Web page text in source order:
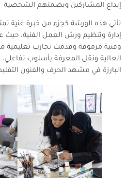
إبداع المشاركين وبصمتهم الشخصية
تأتي هذه الورشة كجزء من خبرة غنية
إدارة وتنظيم ورش العمل الفنية،
وفنية مرموقة وقدمت تجارب تعليمية
العالية ونقل المعرفة بأسلوب
البارزة في مشهد الحرف والفنون